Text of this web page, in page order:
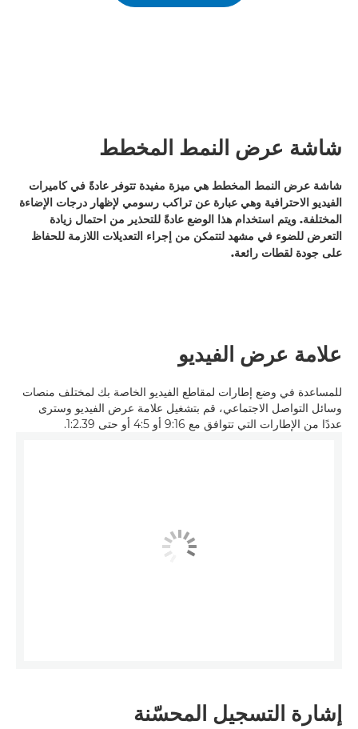
شاشة عرض النمط المخطط
شاشة عرض النمط المخطط هي ميزة مفيدة تتوفر عادةً في كاميرات
الفيديو الاحترافية وهي عبارة عن تراكب رسومي لإظهار درجات الإضاءة
المختلفة. ويتم استخدام هذا الوضع عادةً للتحذير من احتمال زيادة
التعرض للضوء في مشهد لتتمكن من إجراء التعديلات اللازمة للحفاظ
على جودة لقطات رائعة.
علامة عرض الفيديو
للمساعدة في وضع إطارات لمقاطع الفيديو الخاصة بك لمختلف منصات
وسائل التواصل الاجتماعي، قم بتشغيل علامة عرض الفيديو وسترى
عددًا من الإطارات التي تتوافق مع 16:‏9 أو 5:‏4 أو حتى 2.39:‏1.
إشارة التسجيل المحسّنة